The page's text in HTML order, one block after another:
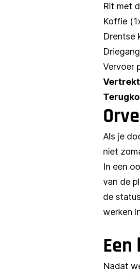
Rit met
Koffie
Drentse
Vervoer
Als je
niet
In een
van de
de
werken
Nadat